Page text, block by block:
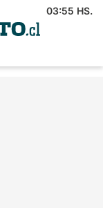
03:55 HS.